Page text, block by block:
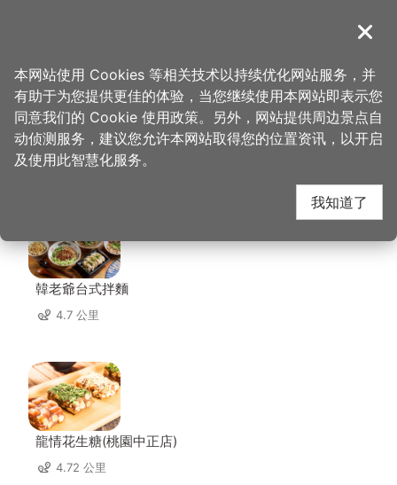
導覽
首页 > 想去的地方 > 美食、购物 > 多桑食物所
多桑食物所 周边店家
韓老爺台式拌麵
4.7 公里
龍情花生糖(桃園中正店)
4.72 公里
关闭
本网站使用 Cookies 等相关技术以持续优化网站服务，并
有助于为您提供更佳的体验，当您继续使用本网站即表示您
同意我们的 Cookie 使用政策。另外，网站提供周边景点自
动侦测服务，建议您允许本网站取得您的位置资讯，以开启
及使用此智慧化服务。
我知道了